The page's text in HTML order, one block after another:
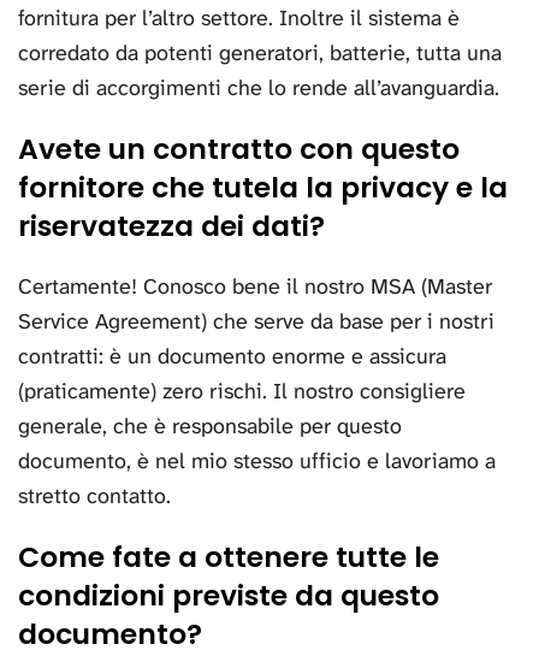
fornitura per l’altro settore. Inoltre il sistema è
corredato da potenti generatori, batterie, tutta una
serie di accorgimenti che lo rende all’avanguardia.
Avete un contratto con questo
fornitore che tutela la privacy e la
riservatezza dei dati?
Certamente! Conosco bene il nostro MSA (Master
Service Agreement) che serve da base per i nostri
contratti: è un documento enorme e assicura
(praticamente) zero rischi. Il nostro consigliere
generale, che è responsabile per questo
documento, è nel mio stesso ufficio e lavoriamo a
stretto contatto.
Come fate a ottenere tutte le
condizioni previste da questo
documento?